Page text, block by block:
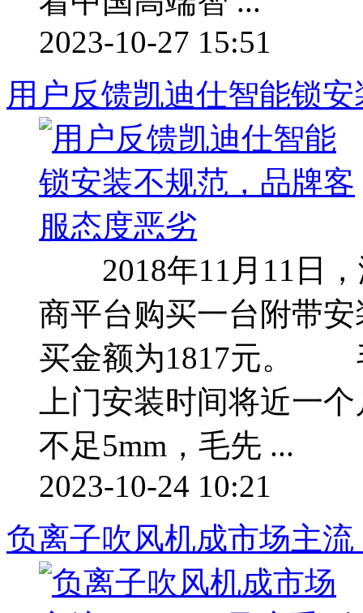
2023-10-27 15:51
用户反馈凯迪仕智能锁
2018年11月11日，
商平台购买一台附带
买金额为1817元。
上门安装时间将近一
不足5mm，毛先 ...
2023-10-24 10:21
负离子吹风机成市场主